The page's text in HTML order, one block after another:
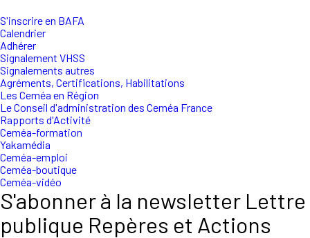
S'inscrire en BAFA
Calendrier
Adhérer
Signalement VHSS
Signalements autres
Agréments, Certifications, Habilitations
Les Ceméa en Région
Le Conseil d'administration des Ceméa France
Rapports d'Activité
Ceméa-formation
Yakamédia
Ceméa-emploi
Ceméa-boutique
Ceméa-vidéo
S'abonner à la newsletter Lettre
publique Repères et Actions